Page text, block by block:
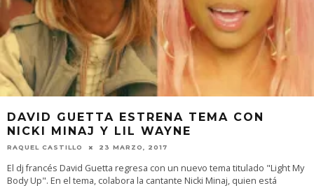
DAVID GUETTA ESTRENA TEMA CON
NICKI MINAJ Y LIL WAYNE
RAQUEL CASTILLO 23 MARZO, 2017
El dj francés David Guetta regresa con un nuevo tema titulado "Light My
Body Up". En el tema, colabora la cantante Nicki Minaj, quien está